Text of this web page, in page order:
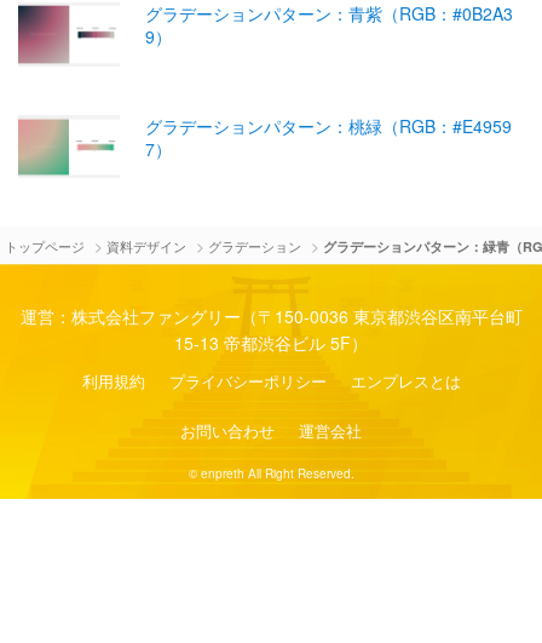
グラデーションパターン：青紫（RGB：#0B2A3
9）
グラデーションパターン：桃緑（RGB：#E4959
7）
トップページ > 資料デザイン > グラデーション > グラデーションパターン：緑青（
運営：株式会社ファングリー（〒150-0036 東京都渋谷区南平台町
15-13 帝都渋谷ビル 5F）
利用規約 プライバシーポリシー エンプレスとは
お問い合わせ 運営会社
© enpreth All Right Reserved.